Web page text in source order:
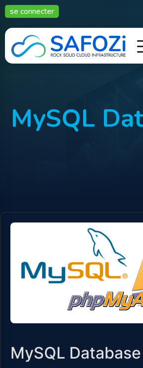
se connecter
MySQL
MySQL Database